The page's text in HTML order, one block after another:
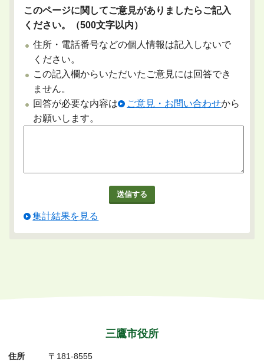
このページに関してご意見がありましたらご記入
ください。（500文字以内）
住所・電話番号などの個人情報は記入しないで
ください。
この記入欄からいただいたご意見には回答でき
ません。
回答が必要な内容は
ご意見・お問い合わせから
お願いします。
集計結果を見る
三鷹市役所
住所 〒181-8555